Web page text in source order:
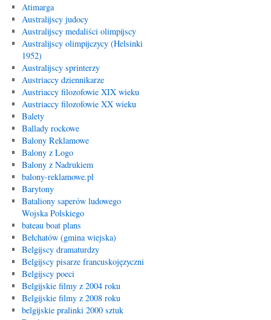
Atimarga
Australijscy judocy
Australijscy medaliści olimpijscy
Australijscy olimpijczycy (Helsinki
1952)
Australijscy sprinterzy
Austriaccy dziennikarze
Austriaccy filozofowie XIX wieku
Austriaccy filozofowie XX wieku
Balety
Ballady rockowe
Balony Reklamowe
Balony z Logo
Balony z Nadrukiem
balony-reklamowe.pl
Barytony
Bataliony saperów ludowego
Wojska Polskiego
bateau boat plans
Bełchatów (gmina wiejska)
Belgijscy dramaturdzy
Belgijscy pisarze francuskojęzyczni
Belgijscy poeci
Belgijskie filmy z 2004 roku
Belgijskie filmy z 2008 roku
belgijskie pralinki 2000 sztuk